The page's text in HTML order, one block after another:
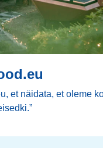
et näidata, et oleme